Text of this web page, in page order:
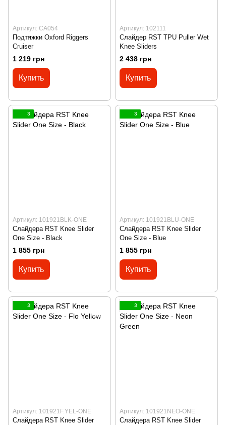
Артикул: CA054
Подтяжки Oxford Riggers
Cruiser
1 219 грн
Купить
Артикул: 102111
Слайдер RST TPU Puller Wet
Knee Sliders
2 438 грн
Купить
3
Артикул: 101921BLK-ONE
Слайдера RST Knee Slider
One Size - Black
1 855 грн
Купить
3
Артикул: 101921BLU-ONE
Слайдера RST Knee Slider
One Size - Blue
1 855 грн
Купить
3
Артикул: 101921F.YEL-ONE
Слайдера RST Knee Slider
3
Артикул: 101921NEO-ONE
Слайдера RST Knee Slider